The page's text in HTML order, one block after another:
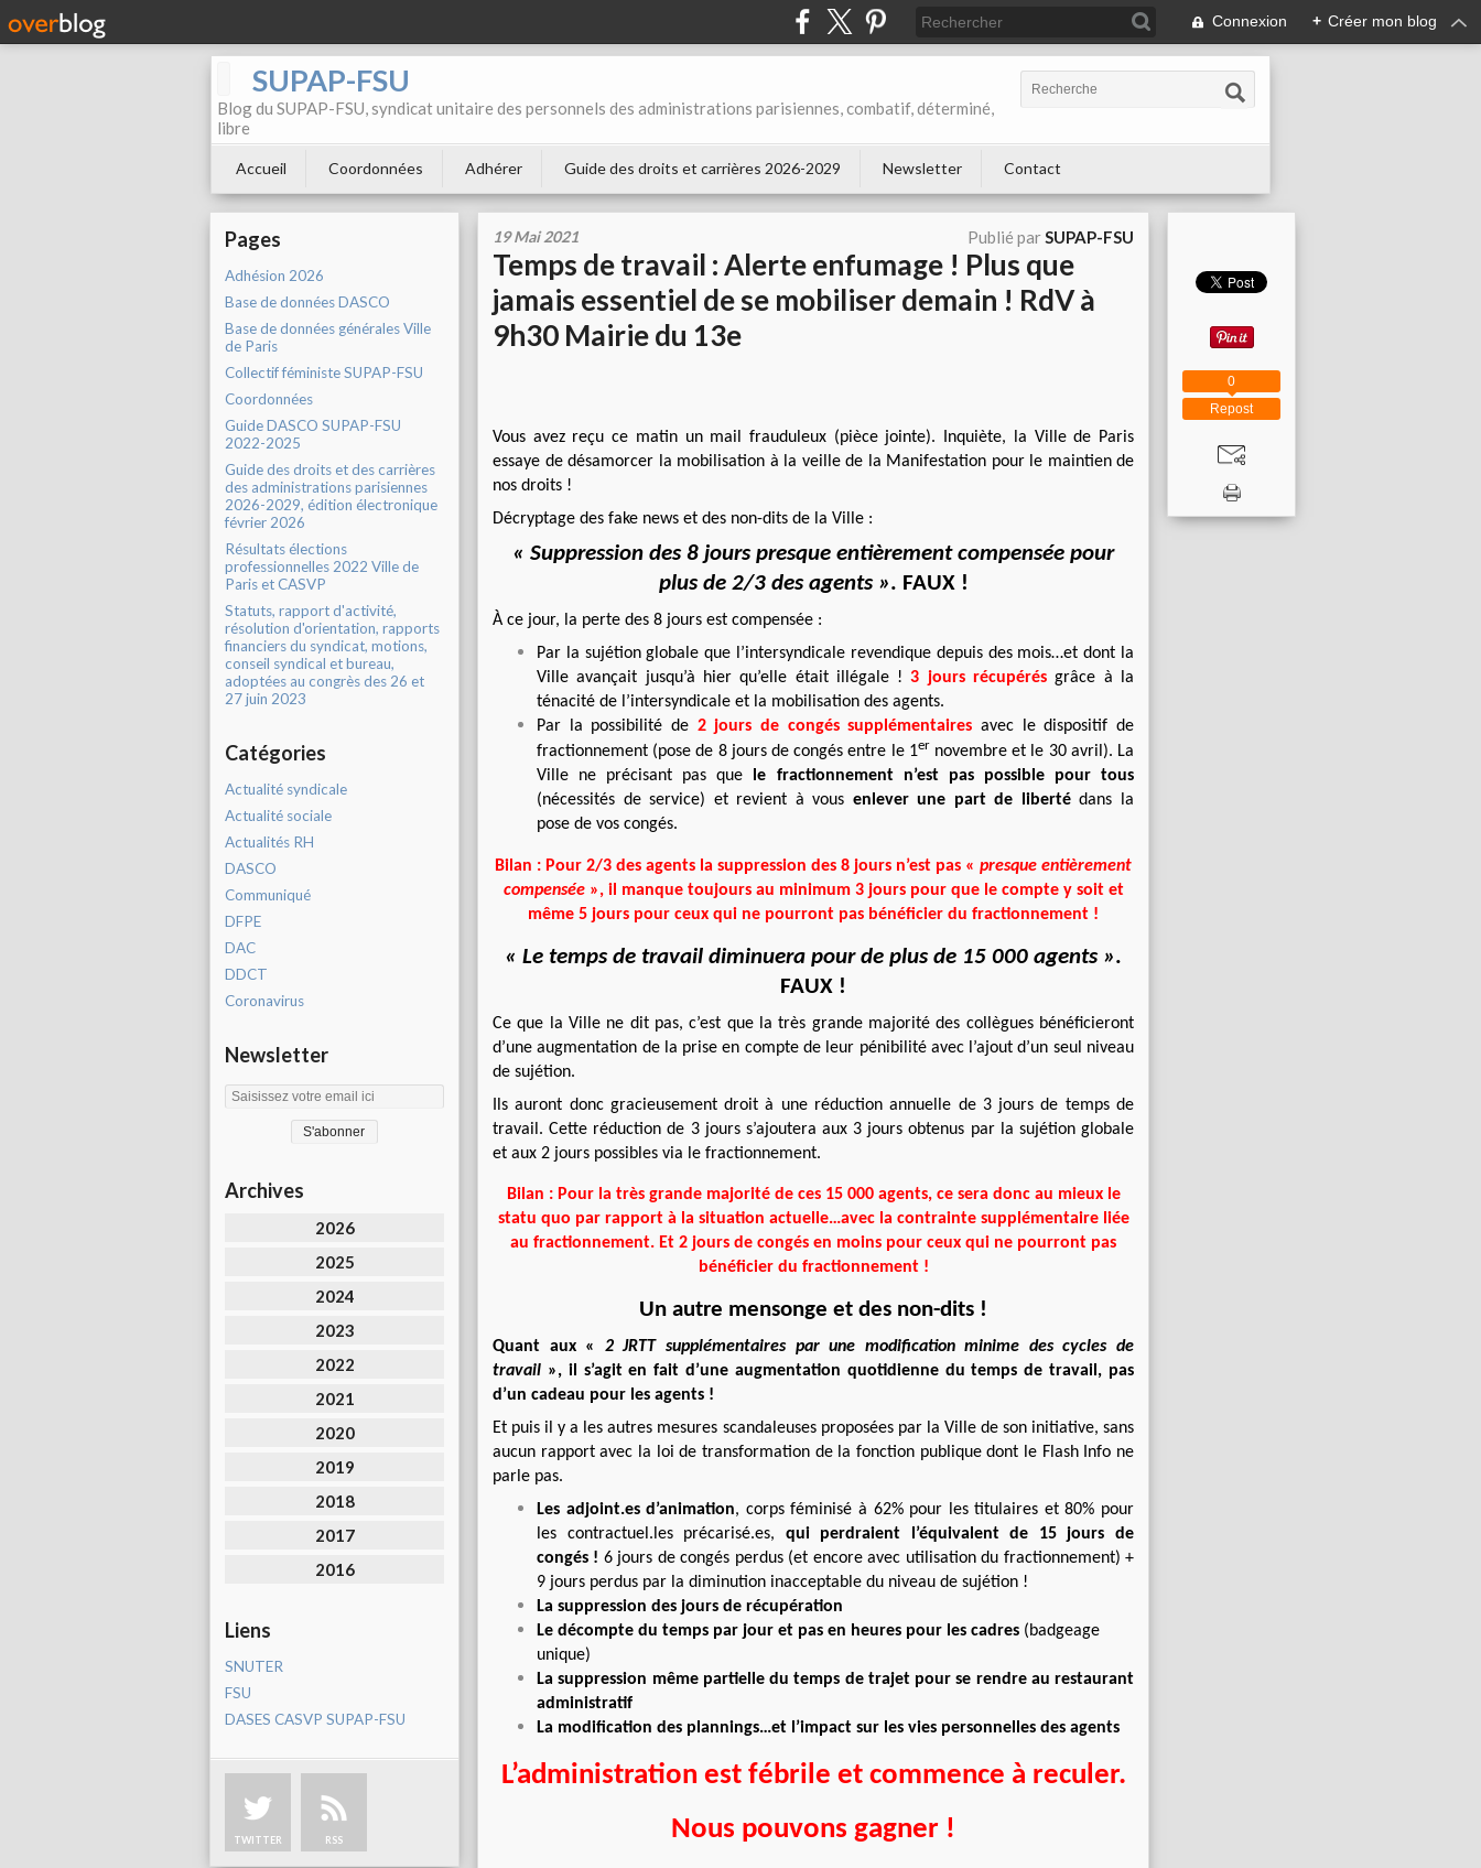
Connexion + Créer mon blog
SUPAP-FSU
Blog du SUPAP-FSU, syndicat unitaire des personnels des administrations parisiennes, combatif, déterminé,
libre
Accueil Coordonnées Adhérer Guide des droits et carrières 2026-2029 Newsletter Contact
Pages
Adhésion 2026
Base de données DASCO
Base de données générales Ville
de Paris
Collectif féministe SUPAP-FSU
Coordonnées
Guide DASCO SUPAP-FSU
2022-2025
Guide des droits et des carrières
des administrations parisiennes
2026-2029, édition électronique
février 2026
Résultats élections
professionnelles 2022 Ville de
Paris et CASVP
Statuts, rapport d'activité,
résolution d'orientation, rapports
financiers du syndicat, motions,
conseil syndical et bureau,
adoptées au congrès des 26 et
27 juin 2023
Catégories
Actualité syndicale
Actualité sociale
Actualités RH
DASCO
Communiqué
DFPE
DAC
DDCT
Coronavirus
Newsletter
Archives
2026
2025
2024
2023
2022
2021
2020
2019
2018
2017
2016
Liens
SNUTER
FSU
DASES CASVP SUPAP-FSU
TWITTER RSS
19 Mai 2021 Publié parSUPAP-FSU
Temps de travail : Alerte enfumage ! Plus que
jamais essentiel de se mobiliser demain ! RdV à
9h30 Mairie du 13e
Vous avez reçu ce matin un mail frauduleux (pièce jointe). Inquiète, la Ville de Paris
essaye de désamorcer la mobilisation à la veille de la Manifestation pour le maintien de
nos droits !
Décryptage des fake news et des non-dits de la Ville :
« Suppression des 8 jours presque entièrement compensée pour
plus de 2/3 des agents ». FAUX !
À ce jour, la perte des 8 jours est compensée :
Par la sujétion globale que l’intersyndicale revendique depuis des mois…et dont la
Ville avançait jusqu’à hier qu’elle était illégale !3 jours récupérés grâce à la
ténacité de l’intersyndicale et la mobilisation des agents.
Par la possibilité de 2 jours de congés supplémentaires avec le dispositif de
fractionnement (pose de 8 jours de congés entre le 1er novembre et le 30 avril). La
Ville ne précisant pas que le fractionnement n’est pas possible pour tous
(nécessités de service) et revient à vous enlever une part de libertédans la
pose de vos congés.
Bilan : Pour 2/3 des agents la suppression des 8 jours n’est pas « presque entièrement
compensée», il manque toujours au minimum 3 jours pour que le compte y soit et
même 5 jours pour ceux qui ne pourront pas bénéficier du fractionnement !
« Le temps de travail diminuera pour de plus de 15 000 agents ».
FAUX !
Ce que la Ville ne dit pas, c’est que la très grande majorité des collègues bénéficieront
d’une augmentation de la prise en compte de leur pénibilité avec l’ajout d’un seul niveau
de sujétion.
Ils auront donc gracieusement droit à une réduction annuelle de 3 jours de temps de
travail. Cette réduction de 3 jours s’ajoutera aux 3 jours obtenus par la sujétion globale
et aux 2 jours possibles via le fractionnement.
Bilan : Pour la très grande majorité de ces 15 000 agents, ce sera donc au mieux le
statu quo par rapport à la situation actuelle…avec la contrainte supplémentaire liée
au fractionnement. Et 2 jours de congés en moins pour ceux qui ne pourront pas
bénéficier du fractionnement !
Un autre mensonge et des non-dits !
Quant aux « 2 JRTT supplémentaires par une modification minime des cycles de
travail », il s’agit en fait d’une augmentation quotidienne du temps de travail, pas
d’un cadeau pour les agents !
Et puis il y a les autres mesures scandaleuses proposées par la Ville de son initiative, sans
aucun rapport avec la loi de transformation de la fonction publique dont le Flash Info ne
parle pas.
Les adjoint.es d’animation, corps féminisé à 62% pour les titulaires et 80% pour
les contractuel.les précarisé.es, qui perdraient l’équivalent de 15 jours de
congés ! 6 jours de congés perdus (et encore avec utilisation du fractionnement) +
9 jours perdus par la diminution inacceptable du niveau de sujétion !
La suppression des jours de récupération
Le décompte du temps par jour et pas en heures pour les cadres (badgeage
unique)
La suppression même partielle du temps de trajet pour se rendre au restaurant
administratif
La modification des plannings…et l’impact sur les vies personnelles des agents
L’administration est fébrile et commence à reculer.
Nous pouvons gagner !
Repost
0